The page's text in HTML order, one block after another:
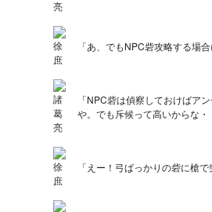
「あ、でもNPC砦攻略する場
「NPC砦は偵察しておけばア
や。でも斥候って高いからな
「えー！弓ばっかりの砦に槍